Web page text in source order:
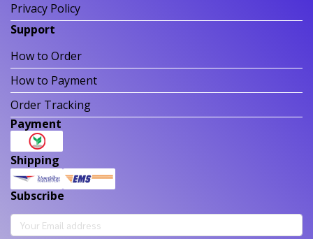
Privacy Policy
Support
How to Order
How to Payment
Order Tracking
Payment
Shipping
Subscribe